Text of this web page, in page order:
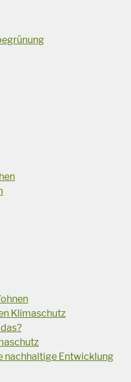
Klimaschutz
nachhaltige Entwicklung